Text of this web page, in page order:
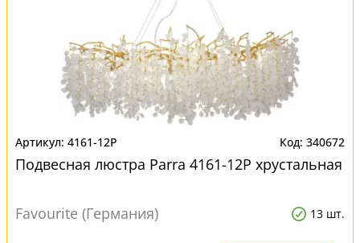
4161-12P 340672
Подвесная люстра Parra 4161-12P хрустальная
Favourite (Германия) 13 шт.